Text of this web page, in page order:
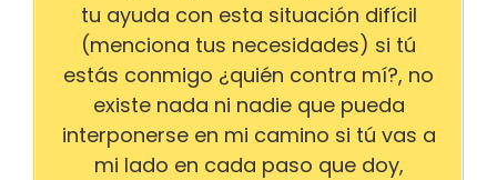
tu ayuda con esta situación difícil
(menciona tus necesidades) si tú
estás conmigo ¿quién contra mí?, no
existe nada ni nadie que pueda
interponerse en mi camino si tú vas a
mi lado en cada paso que doy,